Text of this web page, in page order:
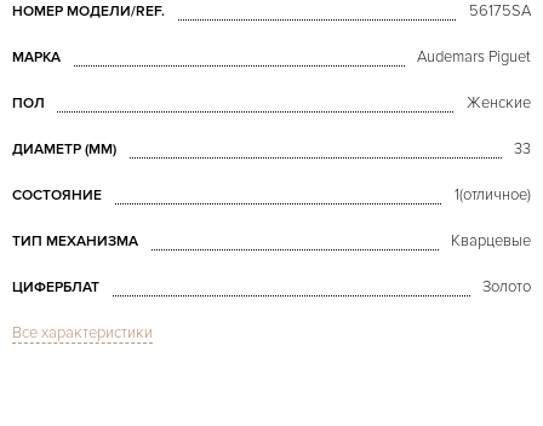
НОМЕР МОДЕЛИ/REF. 56175SA
МАРКА Audemars Piguet
ПОЛ Женские
ДИАМЕТР (MM) 33
СОСТОЯНИЕ 1(отличное)
ТИП МЕХАНИЗМА Кварцевые
ЦИФЕРБЛАТ Золото
СТЕКЛО
Все характеристики